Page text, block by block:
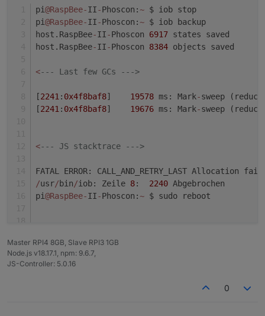
pi@RaspBee-II-Phoscon:~ $ iob stop
pi@RaspBee-II-Phoscon:~ $ iob backup
host.RaspBee-II-Phoscon 6917 states saved
host.RaspBee-II-Phoscon 8384 objects saved
<--- Last few GCs --->
[2241: 0x4f8baf8] 19578 ms: Mark-sweep
[2241: 0x4f8baf8] 19676 ms: Mark-sweep
<--- JS stacktrace --->
FATAL ERROR: CALL_AND_RETRY_LAST Allocation
/usr/bin/iob: Zeile 8: 2240 Abgebrochen
pi@RaspBee-II-Phoscon:~ $ sudo reboot
Master RPI4 8GB, Slave RPI3 1GB
Node.js v18.17.1, npm: 9.6.7,
JS-Controller: 5.0.16
0